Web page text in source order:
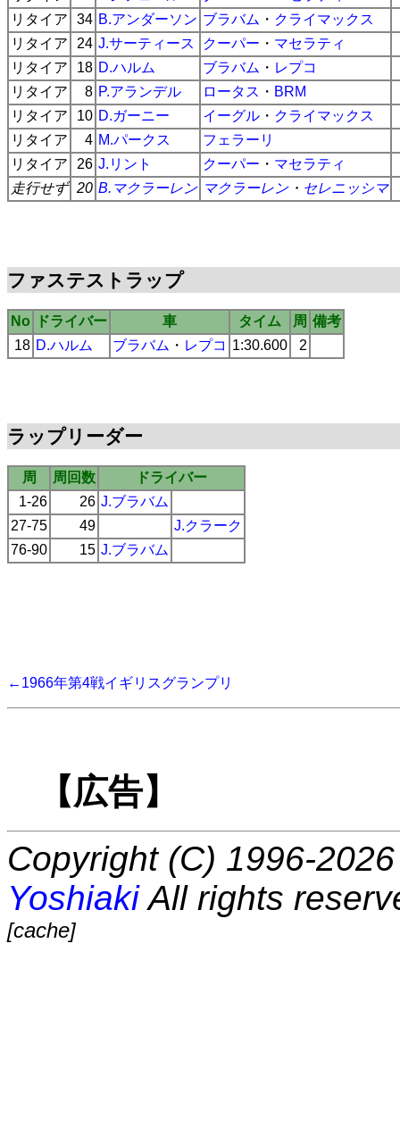
リタイア
34 B.アンダーソン ブラバム ・ クライマックス
リタイア
24 J.サーティース クーパー ・ マセラティ
リタイア
18 D.ハルム ブラバム ・ レプコ
リタイア
8 P.アランデル ロータス ・ BRM
リタイア
10 D.ガーニー イーグル ・ クライマックス
リタイア
4 M.パークス
フェラーリ
リタイア
26 J.リント クーパー ・ マセラティ
走行せず 20 B.マクラーレン マクラーレン・ セレニッシマ
ファステストラップ
No ドライバー 車 タイム 周 備考
18 D.ハルム ブラバム ・ レプコ 1:30.600 2
ラップリーダー
周 周回数
ドライバー
1-26
26 J.ブラバム
27-75
49
J.クラーク
76-90
15 J.ブラバム
←1966年第4戦イギリスグランプリ
【広告】
Copyright (C) 1996-
YoshiakiAll rights
[cache]